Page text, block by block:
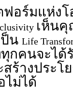
ฟอร์มแห่ง
เห็น
น Life
กคนจะได้
ร้างประโ
ไม่ได้